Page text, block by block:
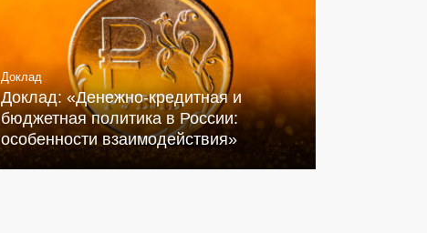
Доклад
Доклад: «Денежно-кредитная и
бюджетная политика в России:
особенности взаимодействия»